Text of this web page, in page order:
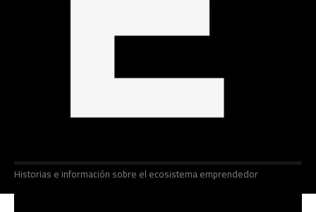
Historias e información sobre el ecosistema emprendedor